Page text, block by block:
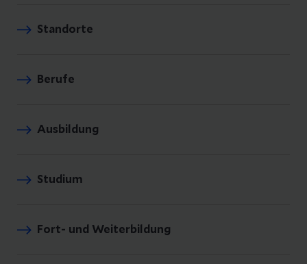
Standorte
Berufe
Ausbildung
Studium
Fort- und Weiterbildung